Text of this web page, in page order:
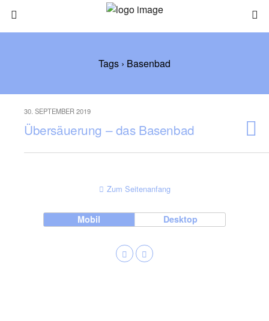
Tags › Basenbad
30. SEPTEMBER 2019
Übersäuerung – das Basenbad
Zum Seitenanfang
Mobil Desktop